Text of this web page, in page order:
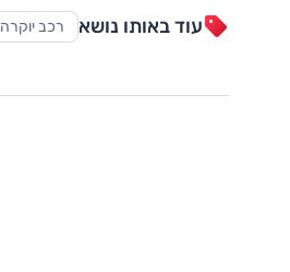
עוד באותו נושא
רכב יוקרה